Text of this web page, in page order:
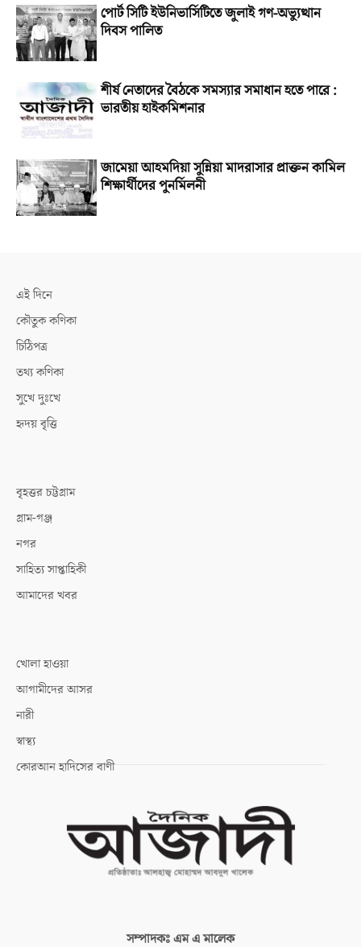
পোর্ট সিটি ইউনিভার্সিটিতে জুলাই গণ-অভ্যুত্থান
দিবস পালিত
শীর্ষ নেতাদের বৈঠকে সমস্যার সমাধান হতে পারে :
ভারতীয় হাইকমিশনার
জামেয়া আহমদিয়া সুন্নিয়া মাদরাসার প্রাক্তন কামিল
শিক্ষার্থীদের পুনর্মিলনী
এই দিনে
কৌতুক কণিকা
চিঠিপত্র
তথ্য কণিকা
সুখে দুঃখে
হৃদয় বৃত্তি
বৃহত্তর চট্টগ্রাম
গ্রাম-গঞ্জ
নগর
সাহিত্য সাপ্তাহিকী
আমাদের খবর
খোলা হাওয়া
আগামীদের আসর
নারী
স্বাস্থ্য
কোরআন হাদিসের বাণী
সম্পাদকঃএম এ মালেক